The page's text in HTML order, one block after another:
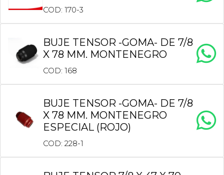
COD: 170-3
BUJE TENSOR -GOMA- DE 7/8
X 78 MM. MONTENEGRO
COD: 168
BUJE TENSOR -GOMA- DE 7/8
X 78 MM. MONTENEGRO
ESPECIAL (ROJO)
COD: 228-1